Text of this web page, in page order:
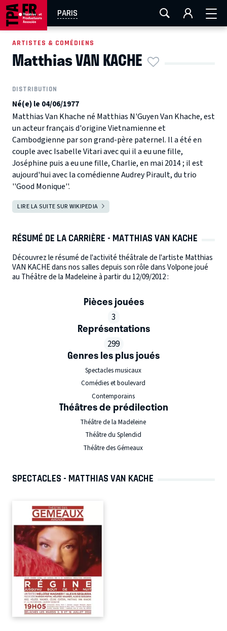
PARIS
AIX-MARSEILLE LA ROCHELLE
EN TOURNÉE
ARTISTES & COMÉDIENS
Matthias VAN KACHE
DISTRIBUTION
Né(e) le 04/06/1977
Matthias Van Khache né Matthias N'Guyen Van Khache, est
un acteur français d'origine Vietnamienne et
Cambodgienne par son grand-père paternel. Il a été en
couple avec Isabelle Vitari avec qui il a eu une fille,
Joséphine puis a eu une fille, Charlie, en mai 2014 ; il est
aujourd'hui avec la comédienne Audrey Pirault, du trio
''Good Monique''.
LIRE LA SUITE SUR WIKIPEDIA
RÉSUMÉ DE LA CARRIÈRE - MATTHIAS VAN KACHE
Découvrez le résumé de l'activité théâtrale de l'artiste Matthias
VAN KACHE dans nos salles depuis son rôle dans Volpone joué
au Théâtre de la Madeleine à partir du 12/09/2012 :
Pièces jouées
3
Représentations
299
Genres les plus joués
Spectacles musicaux
Comédies et boulevard
Contemporains
Théâtres de prédilection
Théâtre de la Madeleine
Théâtre du Splendid
Théâtre des Gémeaux
SPECTACLES - MATTHIAS VAN KACHE